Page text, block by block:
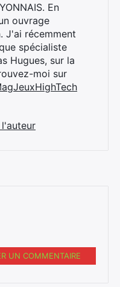
En
ouvrage
J'ai récemment
spécialiste
Hugues, sur la
moi sur
UN COMMENTAIRE